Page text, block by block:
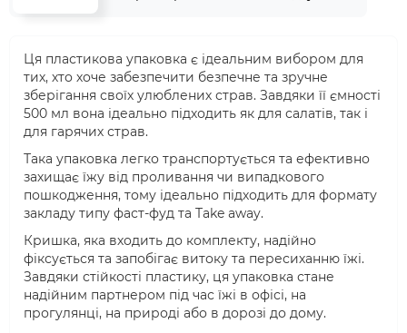
Ця пластикова упаковка є ідеальним вибором для
тих, хто хоче забезпечити безпечне та зручне
зберігання своїх улюблених страв. Завдяки її ємності
500 мл вона ідеально підходить як для салатів, так і
для гарячих страв.
Така упаковка легко транспортується та ефективно
захищає їжу від проливання чи випадкового
пошкодження, тому ідеально підходить для формату
закладу типу фаст-фуд та Take away.
Кришка, яка входить до комплекту, надійно
фіксується та запобігає витоку та пересиханню їжі.
Завдяки стійкості пластику, ця упаковка стане
надійним партнером під час їжі в офісі, на
прогулянці, на природі або в дорозі до дому.